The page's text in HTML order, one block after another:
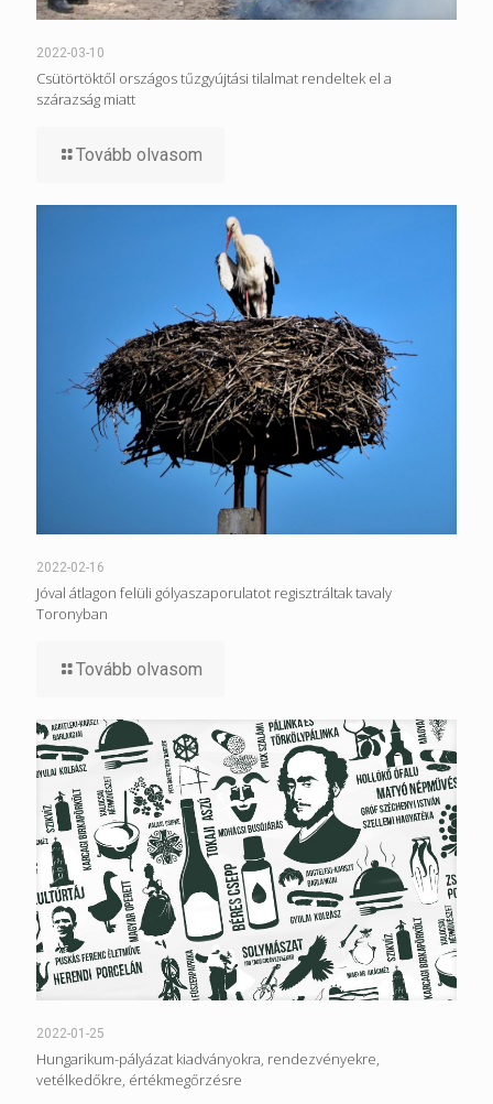
2022-03-10
Csütörtöktől országos tűzgyújtási tilalmat rendeltek el a
szárazság miatt
Tovább olvasom
2022-02-16
Jóval átlagon felüli gólyaszaporulatot regisztráltak tavaly
Toronyban
Tovább olvasom
2022-01-25
Hungarikum-pályázat kiadványokra, rendezvényekre,
vetélkedőkre, értékmegőrzésre